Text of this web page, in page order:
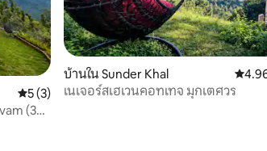
คะแนนเฉลี่ย 5 จาก 5, 3 รีวิว
5 (3)
(3
บ้านใน Sunder Khal คะแน
เนเจอร์สเฮเวนคอทเทจ มุกเตศวร